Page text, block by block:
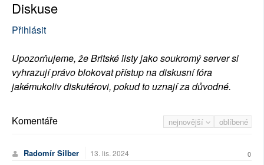
Diskuse
Přihlásit
Upozorňujeme, že Britské listy jako soukromý server si
vyhrazují právo blokovat přístup na diskusní fóra
jakémukoliv diskutérovi, pokud to uznají za důvodné.
nejnovější oblíbené
Komentáře
Radomír Silber 13. lis. 2024 0